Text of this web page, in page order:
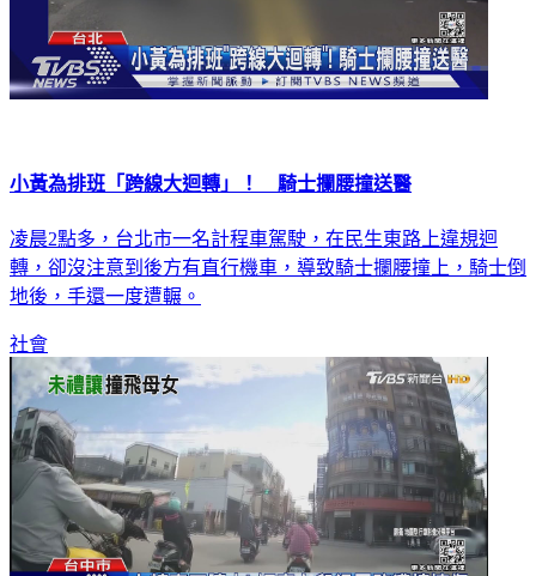
小黃為排班「跨線大迴轉」！ 騎士攔腰撞送醫
凌晨2點多，台北市一名計程車駕駛，在民生東路上違規迴
轉，卻沒注意到後方有直行機車，導致騎士攔腰撞上，騎士倒
地後，手還一度遭輾。
社會